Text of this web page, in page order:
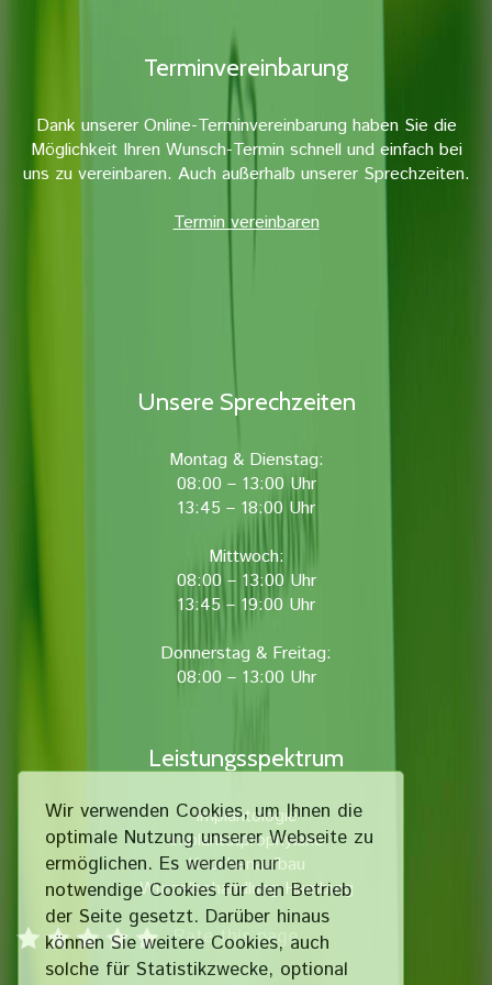
Wir verwenden Cookies, um Ihnen die
optimale Nutzung unserer Webseite zu
ermöglichen. Es werden nur
notwendige Cookies für den Betrieb
der Seite gesetzt. Darüber hinaus
können Sie weitere Cookies, auch
solche für Statistik­zwecke, optional
Terminvereinbarung
Dank unserer Online-Terminvereinbarung haben Sie die
Möglichkeit Ihren Wunsch-Termin schnell und einfach bei
uns zu vereinbaren. Auch außerhalb unserer Sprechzeiten.
Termin vereinbaren
Unsere Sprechzeiten
Montag & Dienstag:
08:00 – 13:00 Uhr
13:45 – 18:00 Uhr
Mittwoch:
08:00 – 13:00 Uhr
13:45 – 19:00 Uhr
Donnerstag & Freitag:
08:00 – 13:00 Uhr
Leistungsspektrum
Implantologie
Implantatprophylaxe
Knochenaufbau
Wurzelbehandlung Hamburg
Rate this page